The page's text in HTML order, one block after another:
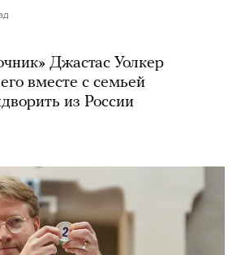
Джастас Уолкер
вместе с семьей
из России